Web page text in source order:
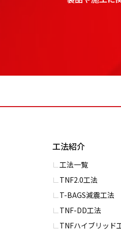
工法紹介
⼯法一覧
TNF2.0⼯法
T-BAGS減震⼯法
TNF-DD⼯法
TNFハイブリッド